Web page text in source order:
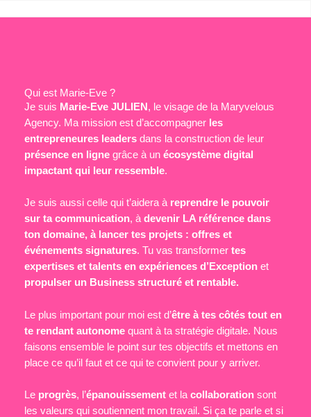
Qui est Marie-Eve ?
Je suis Marie-Eve JULIEN , le visage de la Maryvelous
Agency. Ma mission est d’accompagner les
entrepreneures leaders dans la construction de leur
présence en ligne grâce à un écosystème digital
impactant qui leur ressemble.
Je suis aussi celle qui t’aidera à reprendre le pouvoir
sur ta communication, à devenir LA référence dans
ton domaine, à lancer tes projets : offres et
événements signatures. Tu vas transformer tes
expertises et talents en expériences d’Exception et
propulser un Business structuré et rentable.
Le plus important pour moi est d’être à tes côtés tout en
te rendant autonome quant à ta stratégie digitale. Nous
faisons ensemble le point sur tes objectifs et mettons en
place ce qu’il faut et ce qui te convient pour y arriver.
Le progrès, l’épanouissement et la collaboration sont
les valeurs qui soutiennent mon travail. Si ça te parle et si